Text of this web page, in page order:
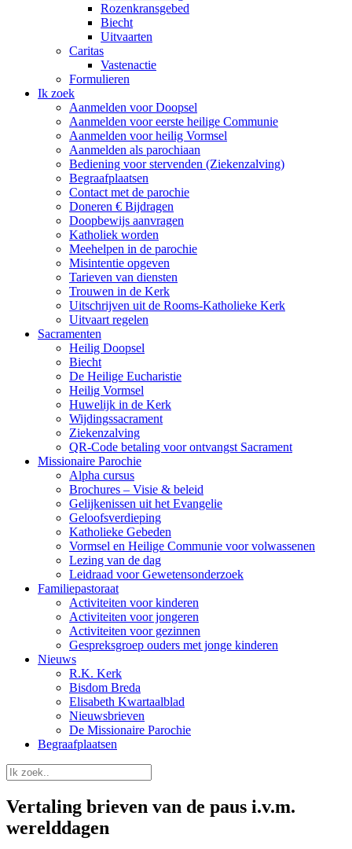
Rozenkransgebed
Biecht
Uitvaarten
Caritas
Vastenactie
Formulieren
Ik zoek
Aanmelden voor Doopsel
Aanmelden voor eerste heilige Communie
Aanmelden voor heilig Vormsel
Aanmelden als parochiaan
Bediening voor stervenden (Ziekenzalving)
Begraafplaatsen
Contact met de parochie
Doneren € Bijdragen
Doopbewijs aanvragen
Katholiek worden
Meehelpen in de parochie
Misintentie opgeven
Tarieven van diensten
Trouwen in de Kerk
Uitschrijven uit de Rooms-Katholieke Kerk
Uitvaart regelen
Sacramenten
Heilig Doopsel
Biecht
De Heilige Eucharistie
Heilig Vormsel
Huwelijk in de Kerk
Wijdingssacrament
Ziekenzalving
QR-Code betaling voor ontvangst Sacrament
Missionaire Parochie
Alpha cursus
Brochures – Visie & beleid
Gelijkenissen uit het Evangelie
Geloofsverdieping
Katholieke Gebeden
Vormsel en Heilige Communie voor volwassenen
Lezing van de dag
Leidraad voor Gewetensonderzoek
Familiepastoraat
Activiteiten voor kinderen
Activiteiten voor jongeren
Activiteiten voor gezinnen
Gespreksgroep ouders met jonge kinderen
Nieuws
R.K. Kerk
Bisdom Breda
Elisabeth Kwartaalblad
Nieuwsbrieven
De Missionaire Parochie
Begraafplaatsen
Vertaling brieven van de paus i.v.m.
werelddagen